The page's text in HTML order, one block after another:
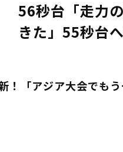
56秒台「走力
きた」55秒台
！「アジア大会でも